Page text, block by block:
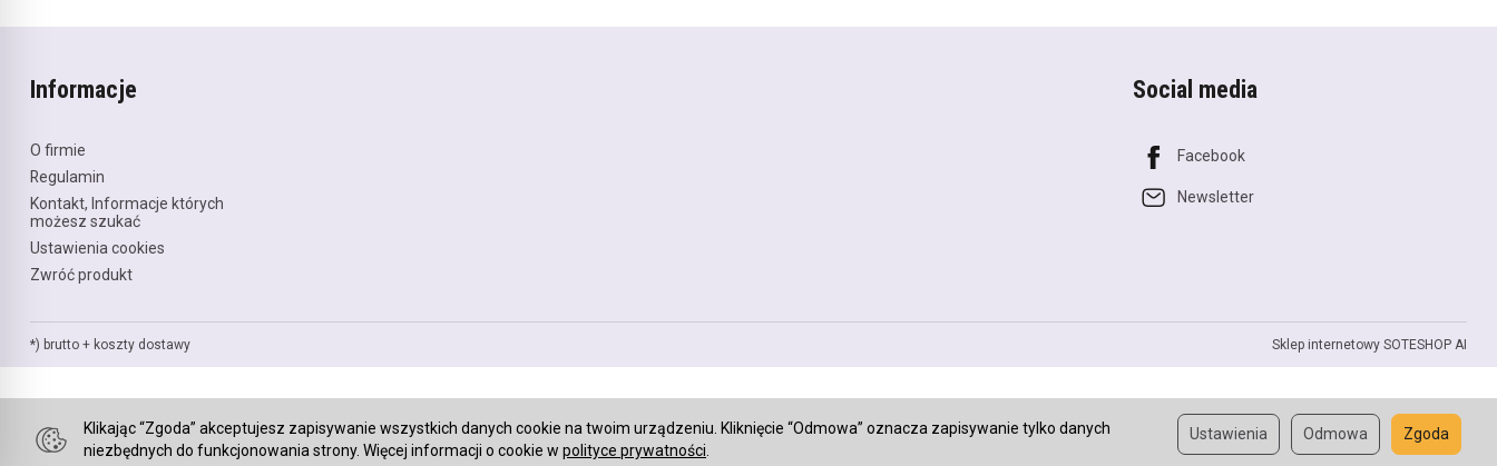
Informacje
O firmie
Regulamin
Kontakt, Informacje których
możesz szukać
Ustawienia cookies
Zwróć produkt
Social media
Facebook
Newsletter
*) brutto + koszty dostawy Sklep internetowy SOTESHOP AI
Klikając “Zgoda” akceptujesz zapisywanie wszystkich danych cookie na twoim urządzeniu. Kliknięcie “Odmowa” oznacza zapisywanie tylko danych
niezbędnych do funkcjonowania strony. Więcej informacji o cookie w polityce prywatności
Ustawienia Odmowa Zgoda